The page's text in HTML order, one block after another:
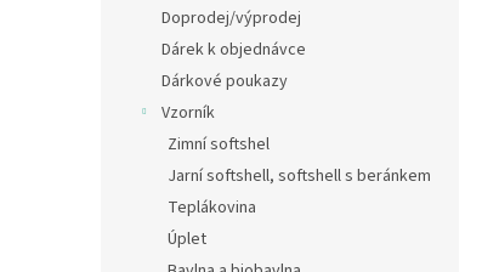
Doprodej/výprodej
Dárek k objednávce
Dárkové poukazy
Vzorník
Zimní softshel
Jarní softshell, softshell s beránkem
Teplákovina
Úplet